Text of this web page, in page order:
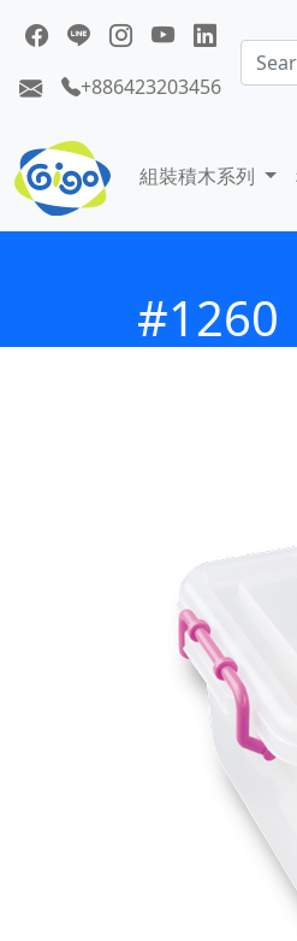
+886423203456
組裝積木系列
#1260